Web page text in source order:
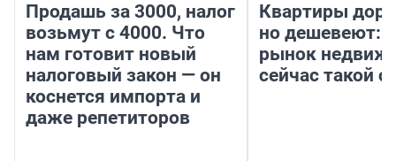
Продашь за 3000, налог
возьмут с 4000. Что
нам готовит новый
налоговый закон — он
коснется импорта и
даже репетиторов
Квартиры
но дешевеют:
рынок
сейчас такой